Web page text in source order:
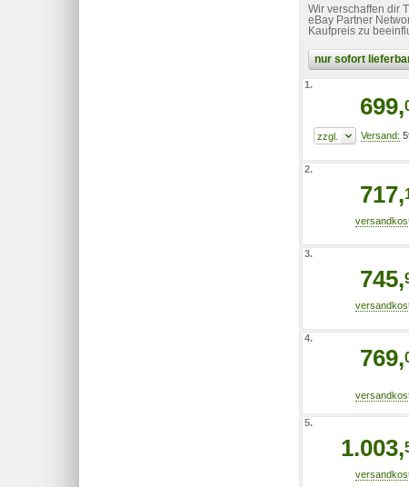
Wir verschaffen dir
eBay Partner
Kaufpreis zu
nur sofort
1.
699,
2.
717,
3.
745,
4.
769,
5.
1.003,